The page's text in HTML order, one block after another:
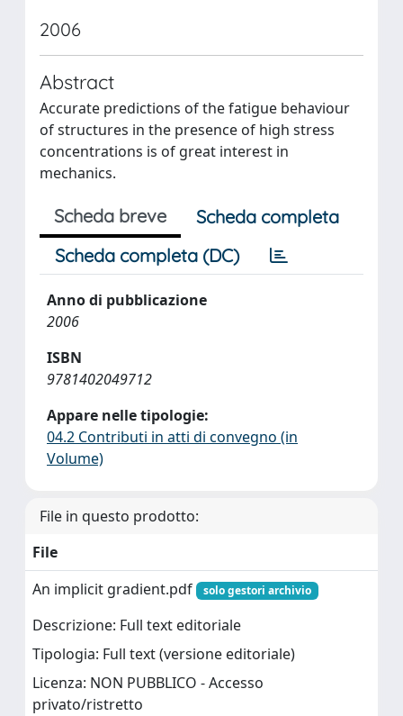
2006
Abstract
Accurate predictions of the fatigue behaviour
of structures in the presence of high stress
concentrations is of great interest in
mechanics.
Scheda breve
Scheda completa
Scheda completa (DC)
Anno di pubblicazione
2006
ISBN
9781402049712
Appare nelle tipologie:
04.2 Contributi in atti di convegno (in
Volume)
File in questo prodotto:
File
An implicit gradient.pdf
solo gestori archivio
Descrizione: Full text editoriale
Tipologia: Full text (versione editoriale)
Licenza: NON PUBBLICO - Accesso
privato/ristretto